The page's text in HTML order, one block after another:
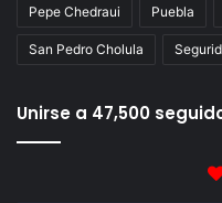
Pepe Chedraui Puebla
San Pedro Cholula
Unirse a 47,500